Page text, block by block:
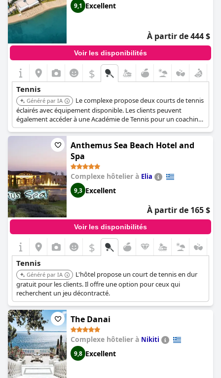
9,1 Excellent
À partir de 444 $
Voir les disponibilités
$
Tennis
Généré par IA
Le complexe propose deux courts de tennis
éclairés avec équipement disponible. Les clients peuvent
également accéder à une Académie de Tennis pour un coaching
professionnel (moyennant un supplément).
Anthemus Sea Beach Hotel and
Spa
Complexe hôtelier à Elia
9,3 Excellent
À partir de 165 $
Voir les disponibilités
$
Tennis
Généré par IA
L'hôtel propose un court de tennis en dur
gratuit pour les clients. Il offre une option pour ceux qui
recherchent un jeu décontracté.
The Danai
Complexe hôtelier à Nikiti
9,8 Excellent